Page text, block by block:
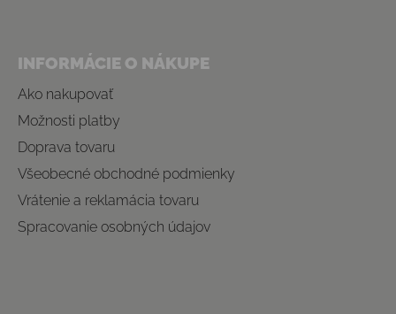
INFORMÁCIE O NÁKUPE
Ako nakupovať
Možnosti platby
Doprava tovaru
Všeobecné obchodné podmienky
Vrátenie a reklamácia tovaru
Spracovanie osobných údajov